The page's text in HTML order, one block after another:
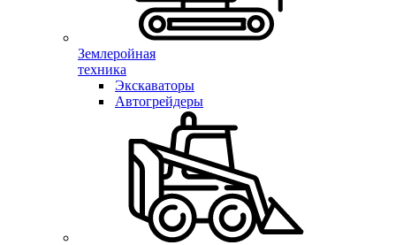
Землеройная
техника
Экскаваторы
Автогрейдеры